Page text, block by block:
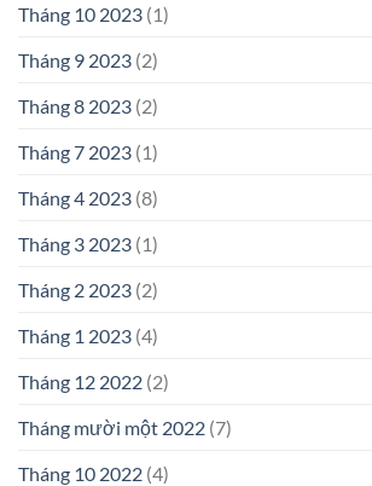
Tháng 10 2023 (1)
Tháng 9 2023 (2)
Tháng 8 2023 (2)
Tháng 7 2023 (1)
Tháng 4 2023 (8)
Tháng 3 2023 (1)
Tháng 2 2023 (2)
Tháng 1 2023 (4)
Tháng 12 2022 (2)
Tháng mười một 2022 (7)
Tháng 10 2022 (4)